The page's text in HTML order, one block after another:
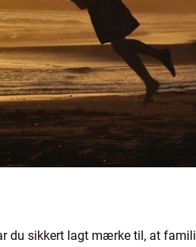
du sikkert lagt mærke til, at